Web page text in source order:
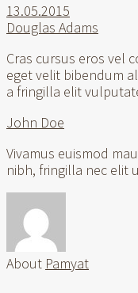
13.05.2015
Douglas Adams
Cras cursus eros vel
eget velit bibendum
a fringilla elit
John Doe
Vivamus euismod
nibh, fringilla nec elit
About Pamyat